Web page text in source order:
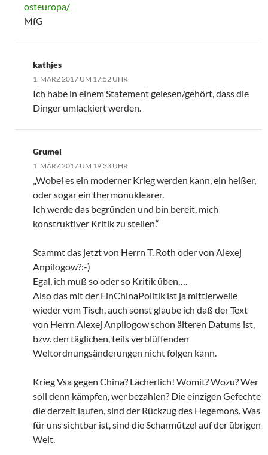
osteuropa/
MfG
kathjes
1. MÄRZ 2017 UM 17:52 UHR
Ich habe in einem Statement gelesen/gehört, dass die
Dinger umlackiert werden.
Grumel
1. MÄRZ 2017 UM 19:33 UHR
„Wobei es ein moderner Krieg werden kann, ein heißer,
oder sogar ein thermonuklearer.
Ich werde das begründen und bin bereit, mich
konstruktiver Kritik zu stellen.“
Stammt das jetzt von Herrn T. Roth oder von Alexej
Anpilogow?:-)
Egal, ich muß so oder so Kritik üben….
Also das mit der EinChinaPolitik ist ja mittlerweile
wieder vom Tisch, auch sonst glaube ich daß der Text
von Herrn Alexej Anpilogow schon älteren Datums ist,
bzw. den täglichen, teils verblüffenden
Weltordnungsänderungen nicht folgen kann.
Krieg Vsa gegen China? Lächerlich! Womit? Wozu? Wer
soll denn kämpfen, wer bezahlen? Die einzigen Gefechte
die derzeit laufen, sind der Rückzug des Hegemons. Was
für uns sichtbar ist, sind die Scharmützel auf der übrigen
Welt.